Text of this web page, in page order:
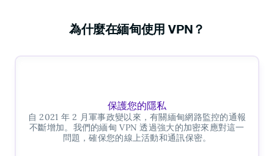
為什麼在緬甸使用 VPN？
保護您的隱私
自 2021 年 2 月軍事政變以來，有關緬甸網路監控的通報
不斷增加。我們的緬甸 VPN 透過強大的加密來應對這一
問題，確保您的線上活動和通訊保密。